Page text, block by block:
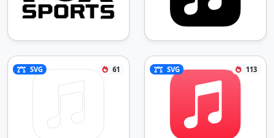
SVG 61 SVG 113